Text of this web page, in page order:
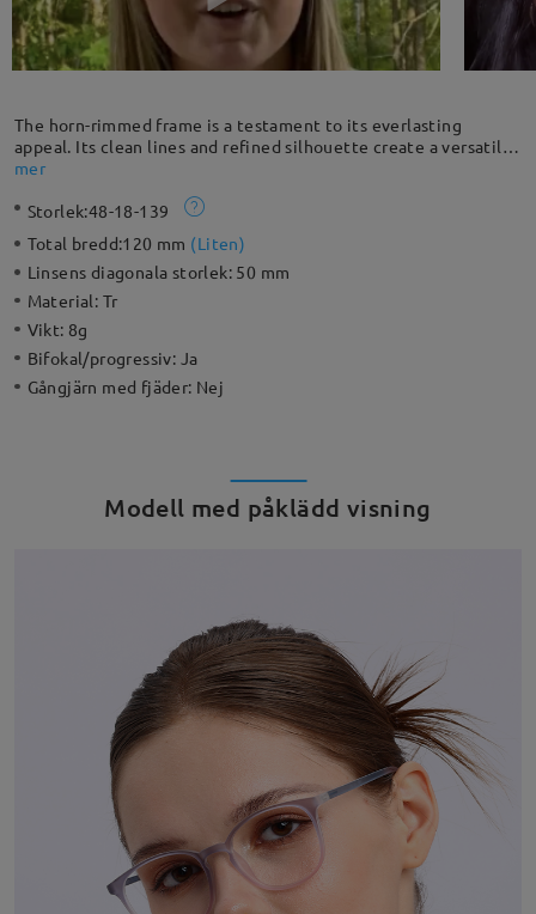
The horn-rimmed frame is a testament to its everlasting
appeal. Its clean lines and refined silhouette create a versatile
look that seamlessly transitions from casual to formal
dependable and versatile accessory that never goes out of
fashion.
mer
Storlek:48-18-139
Total bredd:120 mm (Liten)
Linsens diagonala storlek: 50 mm
Material: Tr
Vikt: 8g
Bifokal/progressiv: Ja
Gångjärn med fjäder: Nej
Modell med påklädd visning